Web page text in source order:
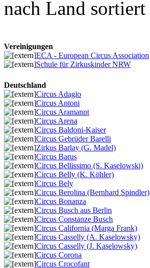
nach Land sortiert
Vereinigungen
ECA - European Circus Association
Schule für Zirkuskinder NRW
Deutschland
Circus Adagio
Circus Antoni
Circus Aramannt
Circus Arena
Circus Baldoni-Kaiser
Circus Gebrüder Barelli
Zirkus Barlay (G. Madel)
Circus Barus
Circus Bellissimo (S. Kaselowski)
Circus Belly (K. Köhler)
Circus Bely
Circus Berolina (Bernhard Spindler)
Circus Bonanza
Circus Busch aus Berlin
Circus Constanze Busch
Circus California (Marga Frank)
Circus Casselly (A. Kaselowsky)
Circus Casselly (J. Kaselowsky)
Circus Corona
Circus Crocofant